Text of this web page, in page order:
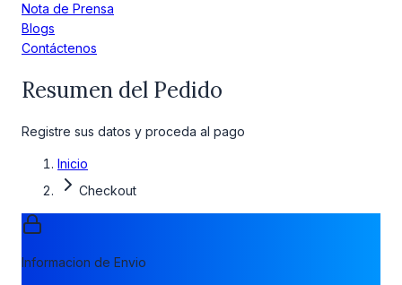
Nota de Prensa
Blogs
Contáctenos
Resumen del Pedido
Registre sus datos y proceda al pago
Inicio
Checkout
Informacion de Envio